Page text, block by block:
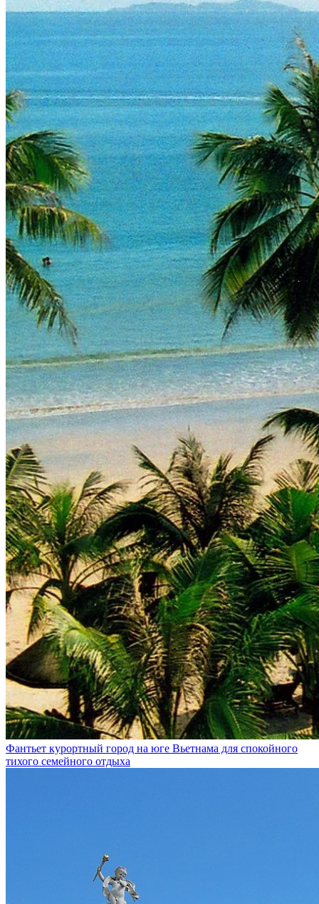
Фантьет курортный город на юге Вьетнама для спокойного
тихого семейного отдыха